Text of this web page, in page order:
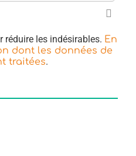
réduire les indésirables. En
dont les données de
traitées.